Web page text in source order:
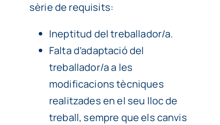
sèrie de requisits:
Ineptitud del treballador/a.
Falta d’adaptació del
treballador/a a les
modificacions tècniques
realitzades en el seu lloc de
treball, sempre que els canvis